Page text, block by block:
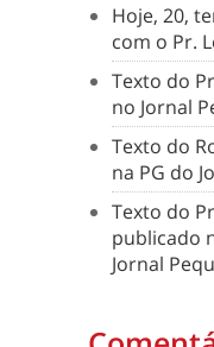
Hoje, 20,
com o Pr.
Texto do
no Jornal
Texto do
na PG do
Texto do
publicado
Jornal